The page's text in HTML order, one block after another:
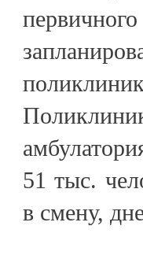
51 тыс.
в смену,